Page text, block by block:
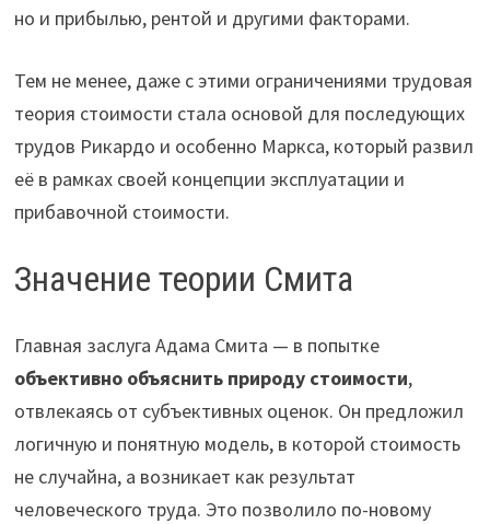
но и прибылью, рентой и другими факторами.
Тем не менее, даже с этими ограничениями трудовая
теория стоимости стала основой для последующих
трудов Рикардо и особенно Маркса, который развил
её в рамках своей концепции эксплуатации и
прибавочной стоимости.
Значение теории Смита
Главная заслуга Адама Смита — в попытке
объективно объяснить природу стоимости,
отвлекаясь от субъективных оценок. Он предложил
логичную и понятную модель, в которой стоимость
не случайна, а возникает как результат
человеческого труда. Это позволило по-новому